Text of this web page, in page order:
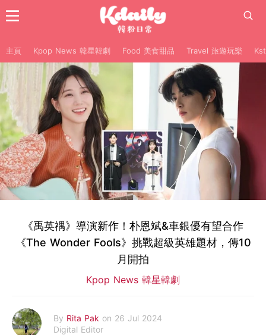
主頁 Kpop News 韓星韓劇 Food 美食甜品 Travel 旅遊玩樂
《禹英禑》導演新作！朴恩斌&車銀優有望合作
《The Wonder Fools》挑戰超級英雄題材，傳10
月開拍
Kpop News 韓星韓劇
By Rita Pak on 26 Jul 2024
Digital Editor